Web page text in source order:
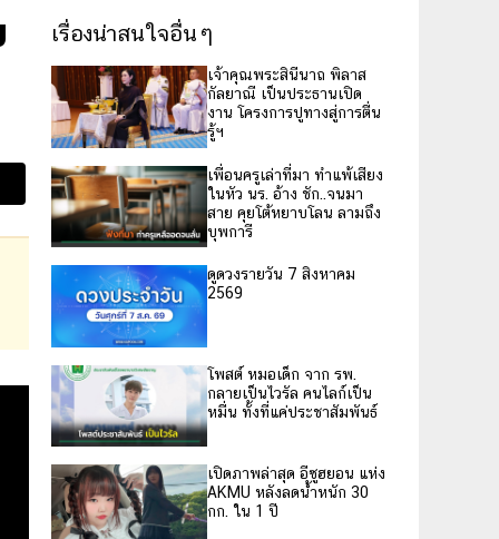
เรื่องน่าสนใจอื่นๆ
เจ้าคุณพระสินีนาถ พิลาส
กัลยาณี เป็นประธานเปิด
งาน โครงการปูทางสู่การตื่น
รู้ฯ
เพื่อนครูเล่าที่มา ทำแพ้เสียง
ในหัว นร. อ้าง ชัก..จนมา
สาย คุยโต้หยาบโลน ลามถึง
บุพการี
ดูดวงรายวัน 7 สิงหาคม
2569
โพสต์ หมอเด็ก จาก รพ.
กลายเป็นไวรัล คนไลก์เป็น
หมื่น ทั้งที่แค่ประชาสัมพันธ์
เปิดภาพล่าสุด อีซูฮยอน แห่ง
AKMU หลังลดน้ำหนัก 30
กก. ใน 1 ปี